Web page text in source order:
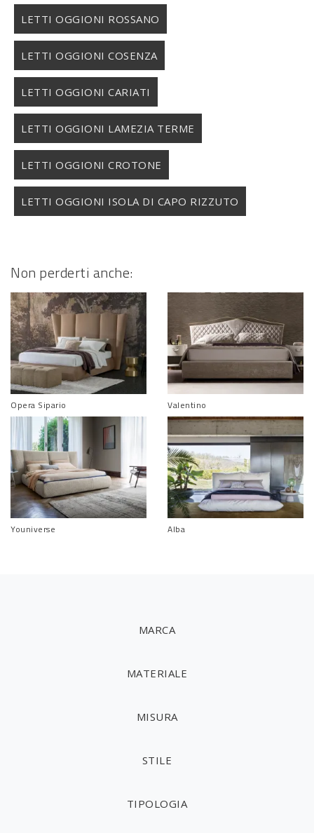
LETTI OGGIONI ROSSANO
LETTI OGGIONI COSENZA
LETTI OGGIONI CARIATI
LETTI OGGIONI LAMEZIA TERME
LETTI OGGIONI CROTONE
LETTI OGGIONI ISOLA DI CAPO RIZZUTO
Non perderti anche:
Opera Sipario Valentino
Youniverse Alba
MARCA
MATERIALE
MISURA
STILE
TIPOLOGIA